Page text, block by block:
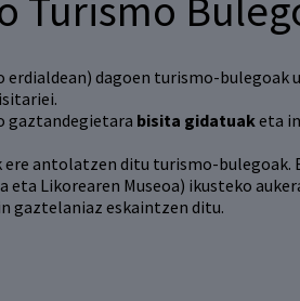
Turismo
erdialdean) dagoen turismo-
gaztandegietara bisita gidatuaketa
antolatzen ditu turismo-bulegoak.
eta Likorearen Museoa) ikusteko
gaztelaniaz eskaintzen ditu.